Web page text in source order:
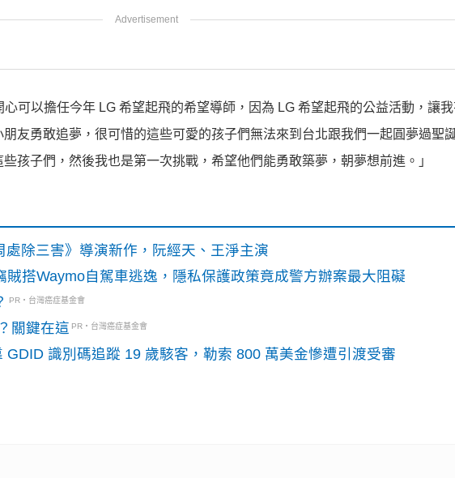
可以擔任今年 LG 希望起飛的希望導師，因為 LG 希望起飛的公益活動，讓
友勇敢追夢，很可惜的這些可愛的孩子們無法來到台北跟我們一起圓夢過聖
孩子們，然後我也是第一次挑戰，希望他們能勇敢築夢，朝夢想前進。」
處除三害》導演新作，阮經天、王淨主演
搭Waymo自駕車逃逸，隱私保護政策竟成警方辦案最大阻礙
PR・台灣癌症基金會
關鍵在這 PR・台灣癌症基金會
識別碼追蹤 19 歲駭客，勒索 800 萬美金慘遭引渡受審